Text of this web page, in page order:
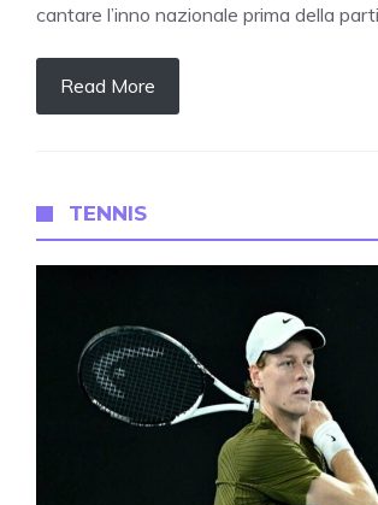
cantare l’inno nazionale prima della
Read More
TENNIS